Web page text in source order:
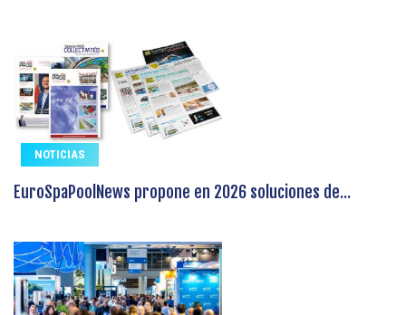
NOTICIAS
EuroSpaPoolNews propone en 2026 soluciones de...